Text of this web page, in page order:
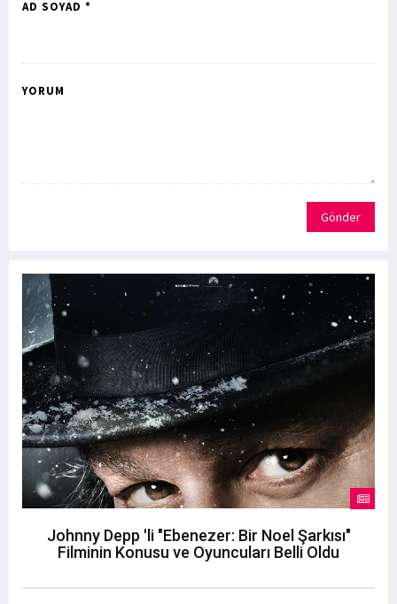
AD SOYAD *
YORUM
Gönder
Johnny Depp 'li "Ebenezer: Bir Noel Şarkısı"
Filminin Konusu ve Oyuncuları Belli Oldu